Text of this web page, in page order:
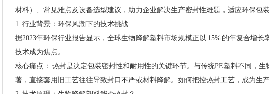
材料）、常见难点及设备选型建议，助力企业解决生产密封性难题，适应环保包装
1. 行业背景：环保风潮下的技术挑战
据2023年环保行业报告显示，全球生物降解塑料市场规模正以 15% 的年复合增
技术成为焦点。
核心痛点： 热封是决定包装密封性和耐用性的关键环节。与传统PE塑料不同，
著，直接套用旧工艺往往导致封口不严或材料降解。如何把控热封工艺，成为生